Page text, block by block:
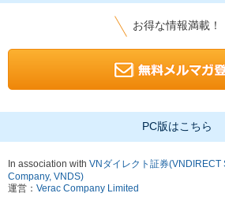
お得な情報満載！
PC版はこちら
In association with VNダイレクト証券(VNDIRECT
Company, VNDS)
運営： Verac Company Limited